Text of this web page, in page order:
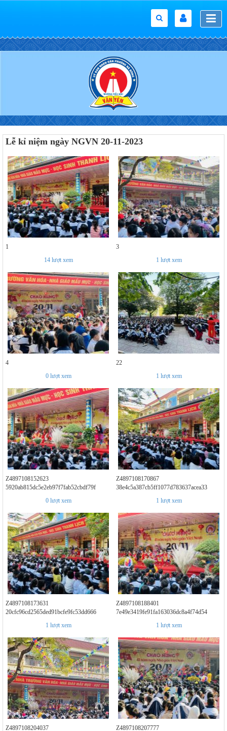
Lễ kỉ niệm ngày NGVN 20-11-2023
1
14lượt xem
3
1 lượt xem
4
0lượt xem
22
1 lượt xem
Z4897108152623
5920ab815dc5e2eb97f7fab52cbdf79f
0lượt xem
Z4897108170867
38e4c5a387cb5ff1077d783637acea33
1 lượt xem
Z4897108173631
20cfc96cd2565ded91bcfe9fc53dd666
1 lượt xem
Z4897108188401
7e49e3419fe91fa163036dc8a4f74d54
1 lượt xem
Z4897108204037
Z4897108207777